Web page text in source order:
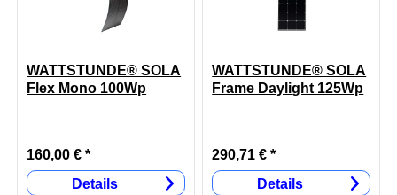
WATTSTUNDE® SOLA
Flex Mono 100Wp
160,00 € *
Details
WATTSTUNDE® SOLA
Frame Daylight 125Wp
290,71 € *
Details